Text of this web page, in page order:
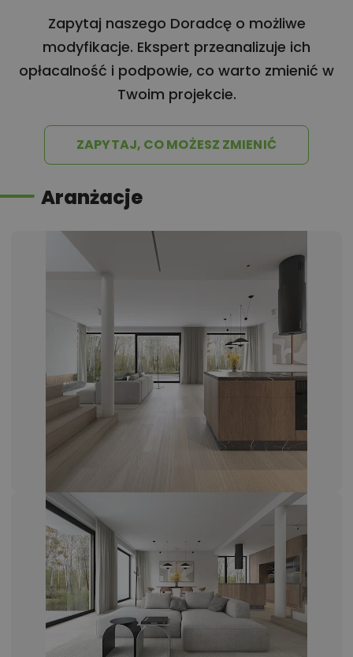
Zapytaj naszego Doradcę o możliwe
modyfikacje. Ekspert przeanalizuje ich
opłacalność i podpowie, co warto zmienić w
Twoim projekcie.
ZAPYTAJ, CO MOŻESZ ZMIENIĆ
Aranżacje